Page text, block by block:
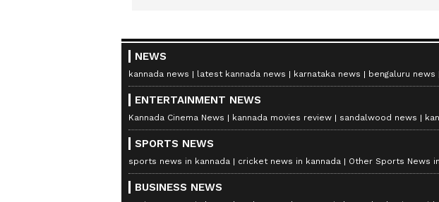
NEWS
kannada news latest kannada news karnataka news bengaluru news
ENTERTAINMENT NEWS
Kannada Cinema News kannada movies review sandalwood news
SPORTS NEWS
sports news in kannada cricket news in kannada Other Sports News
BUSINESS NEWS